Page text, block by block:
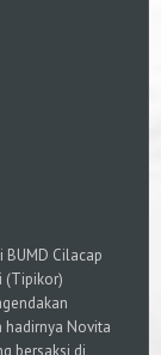
BUMD Cilacap
(Tipikor)
hadirnya Novita
bersaksi di